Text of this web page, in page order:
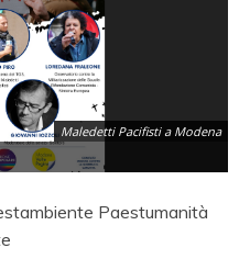
Maledetti Pacifisti a Modena
Paestumanità